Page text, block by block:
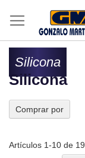
Silicona
Silicona
Artículos 1-10 de 19
Comprar por